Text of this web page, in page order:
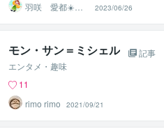
羽咲 愛都☀️ハ
サキ アイト☀️
2023/06/26
モン・サン＝ミシェル
記事
エンタメ・趣味
11
rimo rimo
2021/09/21